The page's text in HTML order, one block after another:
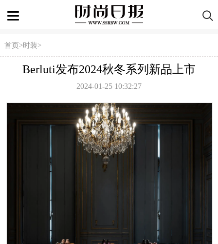
首页>时装>
Berluti发布2024秋冬系列新品上市
2024-01-25 10:32:27